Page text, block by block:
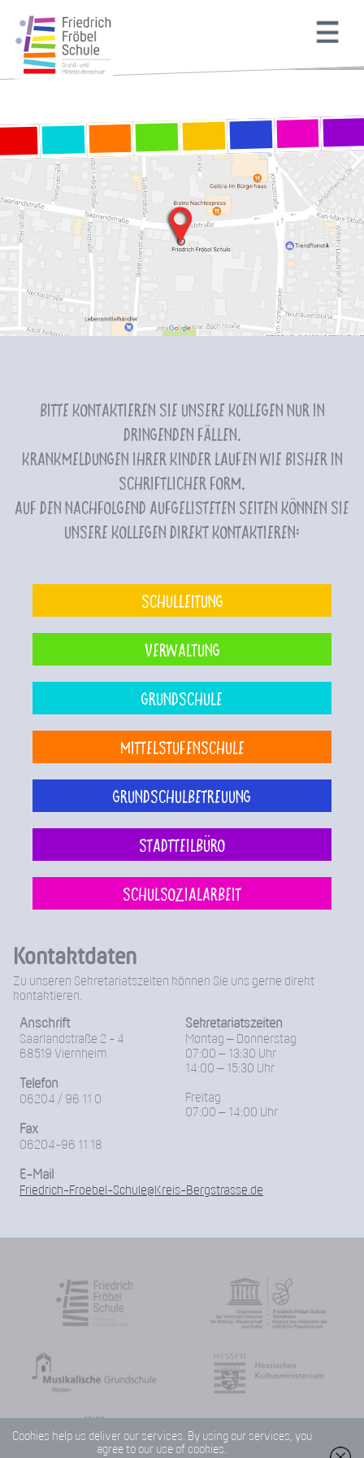
Bitte kontaktieren Sie unsere Kollegen nur in
dringenden Fällen.
Krankmeldungen Ihrer Kinder laufen wie bisher in
schriftlicher Form.
Auf den nachfolgend aufgelisteten Seiten können Sie
unsere Kollegen direkt kontaktieren:
Schulleitung
Verwaltung
Grundschule
Mittelstufenschule
Grundschulbetreuung
Stadtteilbüro
Schulsozialarbeit
Kontaktdaten
Zu unseren Sekretariatszeiten können Sie uns gerne direkt
kontaktieren.
Anschrift
Saarlandstraße 2 - 4
68519 Viernheim
Telefon
06204 / 96 11 0
Fax
06204-96 11 18
Sekretariatszeiten
Montag – Donnerstag
07:00 – 13:30 Uhr
14:00 – 15:30 Uhr
Freitag
07:00 – 14:00 Uhr
E-Mail
Friedrich-Froebel-Schule@Kreis-Bergstrasse.de
Cookies help us deliver our services. By using our services, you
agree to our use of cookies.